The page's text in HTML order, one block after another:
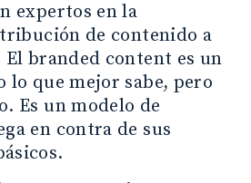
expertos en la
de contenido a
El branded content es un
lo que mejor sabe, pero
Es un modelo de
en contra de sus